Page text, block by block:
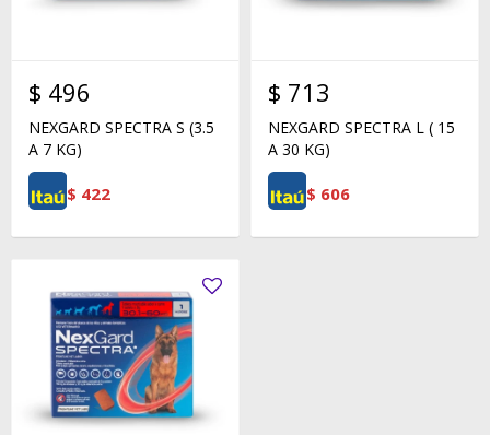
$ 496
NEXGARD SPECTRA S (3.5
A 7 KG)
$ 422
$ 713
NEXGARD SPECTRA L ( 15
A 30 KG)
$ 606